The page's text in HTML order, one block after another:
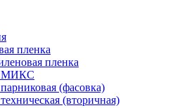
пленка
пленка
МИКС
(фасовка)
(вторичная)